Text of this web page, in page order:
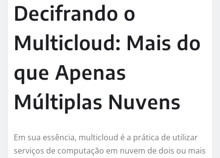
Decifrando o
Multicloud: Mais do
que Apenas
Múltiplas Nuvens
Em sua essência, multicloud é a prática de utilizar
serviços de computação em nuvem de dois ou mais